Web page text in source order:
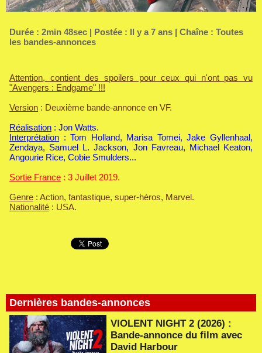
Dernières bandes-annonces
VIOLENT NIGHT 2 (2026) :
Bande-annonce du film avec
David Harbour
Durée : 2min 48sec | Postée : Il y a 7 ans | Chaîne : Toutes
les bandes-annonces
Attention, contient des spoilers pour ceux qui n'ont pas vu
"Avengers : Endgame" !!!
Version : Deuxième bande-annonce en VF.
Réalisation : Jon Watts.
Interprétation : Tom Holland, Marisa Tomei, Jake Gyllenhaal,
Zendaya, Samuel L. Jackson, Jon Favreau, Michael Keaton,
Angourie Rice, Cobie Smulders...
Sortie France : 3 Juillet 2019.
Genre : Action, fantastique, super-héros, Marvel.
Nationalité : USA.